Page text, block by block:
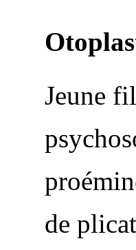
Jeune
de